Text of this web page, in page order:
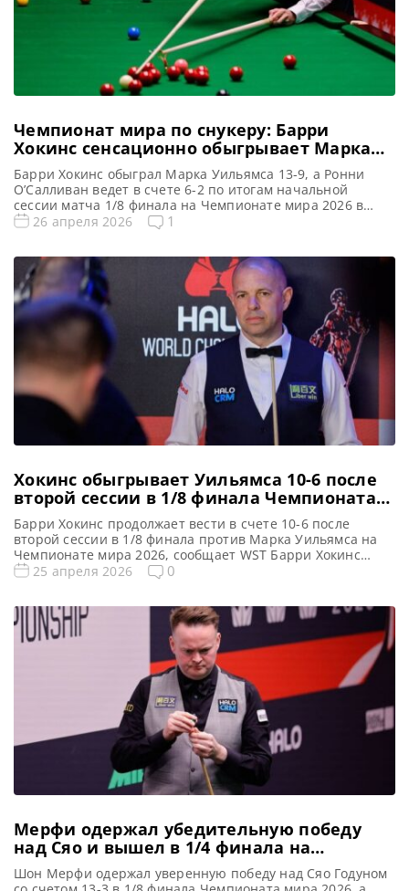
Чемпионат мира по снукеру: Барри
Хокинс сенсационно обыгрывает Марка
Уильямса и выходит в 1/4 финала
Барри Хокинс обыграл Марка Уильямса 13-9, а Ронни
О’Салливан ведет в счете 6-2 по итогам начальной
сессии матча 1/8 финала на Чемпионате мира 2026 в
Крусибле, сообщает WST Барри Хокинс одержал
снукеру впервые за последние восемь лет. Хокинс
демонстрировал выдающиеся […]
26 апреля 2026 1
Хокинс обыгрывает Уильямса 10-6 после
второй сессии в 1/8 финала Чемпионата
мира 2026
Барри Хокинс продолжает вести в счете 10-6 после
второй сессии в 1/8 финала против Марка Уильямса на
Чемпионате мира 2026, сообщает WST Барри Хокинс
одержал победу над Марком Уильямсом в
Хокинс не выигрывал матчи в Крусибле последние три
года. Однако, […]
25 апреля 2026 0
Мерфи одержал убедительную победу
над Сяо и вышел в 1/4 финала на
Чемпионате мира 2026
Шон Мерфи одержал уверенную победу над Сяо Годуном